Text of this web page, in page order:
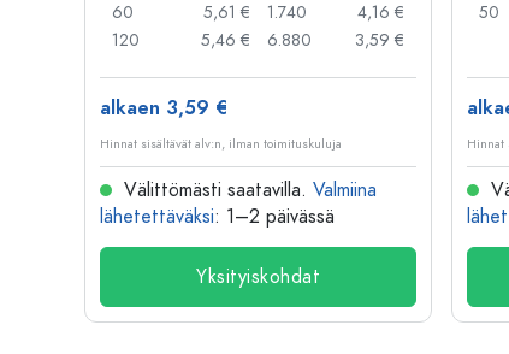
60
5,61 €
120
5,46 €
1.740
4,16 €
6.880
3,59 €
alkaen 3,59 €
Hinnat sisältävät alv:n, ilman toimituskuluja
Välittömästi saatavilla. Valmiina
lähetettäväksi: 1–2 päivässä
Yksityiskohdat
50
Hinnat